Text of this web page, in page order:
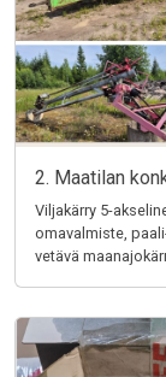
2. Maatilan
Viljakärry 5-
omavalmiste,
vetävä